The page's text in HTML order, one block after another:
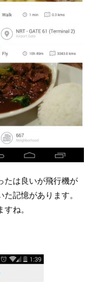
たは良いが飛行機が
記憶があります。
ね。